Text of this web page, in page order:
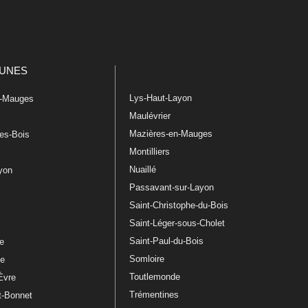
Mauges
Bois
Bonnet
Lys-Haut-Layon
Maulévrier
Mazières-en-Mauges
Montilliers
Nuaillé
Passavant-sur-Layon
Saint-Christophe-du-Bois
Saint-Léger-sous-Cholet
Saint-Paul-du-Bois
Somloire
Toutlemonde
Trémentines